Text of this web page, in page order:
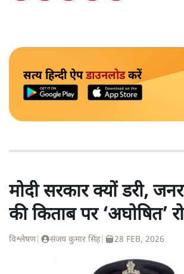
सत्य हिन्दी ऐपडाउनलोडकरें
मोदी सरकार क्यों डरी,
की किताब पर ‘अघोषित’
विश्लेषण| संजय कुमार सिंह| 28 FEB, 2026